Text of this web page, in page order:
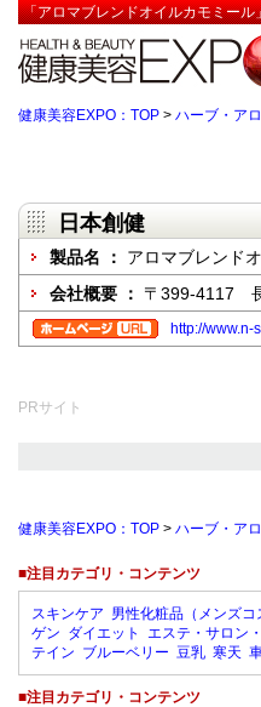
「アロマブレンドオイルカモミー
健康美容EXPO：TOP > ハーブ・ア
日本創健
製品名 ： アロマブレンド
会社概要 ： 〒399-4117
http://www.n-
PRサイト
健康美容EXPO：TOP > ハーブ・ア
■注目カテゴリ・コンテンツ
スキンケア 男性化粧品（メンズコ
ゲン ダイエット エステ・サロン
テイン ブルーベリー 豆乳 寒天
■注目カテゴリ・コンテンツ